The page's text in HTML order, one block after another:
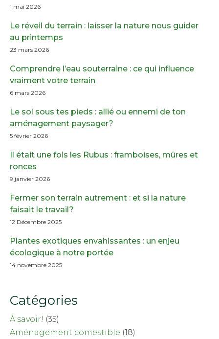
1 mai 2026
Le réveil du terrain : laisser la nature nous guider
au printemps
23 mars 2026
Comprendre l’eau souterraine : ce qui influence
vraiment votre terrain
6 mars 2026
Le sol sous tes pieds : allié ou ennemi de ton
aménagement paysager?
5 février 2026
Il était une fois les Rubus : framboises, mûres et
ronces
9 janvier 2026
Fermer son terrain autrement : et si la nature
faisait le travail?
12 Décembre 2025
Plantes exotiques envahissantes : un enjeu
écologique à notre portée
14 novembre 2025
Catégories
À savoir! (35)
Aménagement comestible (18)